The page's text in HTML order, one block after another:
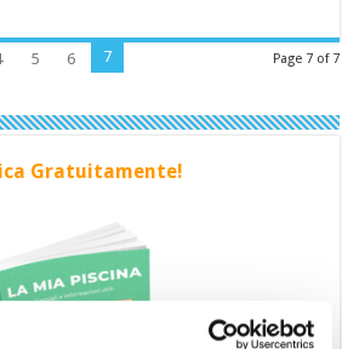
Page 7 of 7
5 6 7
Gratuitamente!